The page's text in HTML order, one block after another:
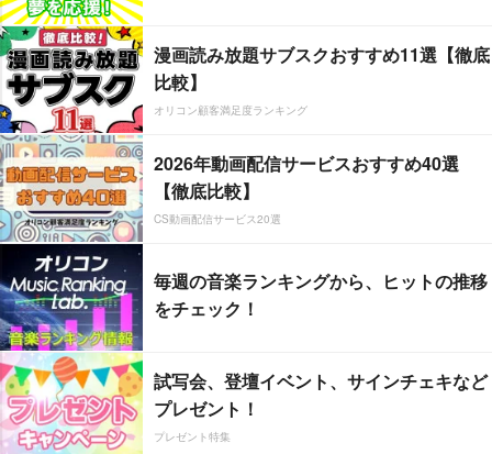
漫画読み放題サブスクおすすめ11選【徹底
比較】
オリコン顧客満足度ランキング
2026年動画配信サービスおすすめ40選
【徹底比較】
CS動画配信サービス20選
毎週の音楽ランキングから、ヒットの推移
をチェック！
試写会、登壇イベント、サインチェキなど
プレゼント！
プレゼント特集